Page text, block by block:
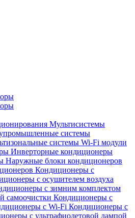
Мультисистемы
системы
системы Wi-Fi модули
Инверторные кондиционеры
Наружные блоки кондиционеров
Кондиционеры с
с осушителем воздуха
с зимним комплектом
самоочистки Кондиционеры с
с Wi-Fi Кондиционеры с
с ультрафиолетовой лампой